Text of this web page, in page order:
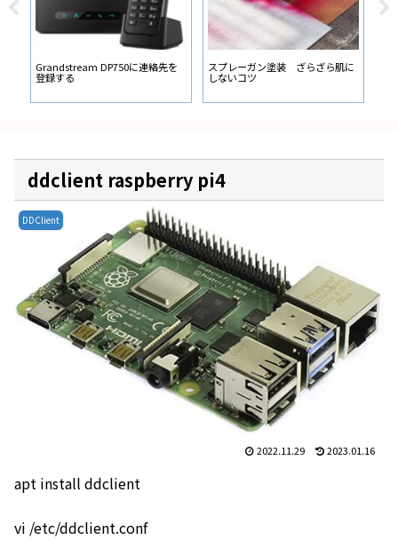
Grandstream DP750に連絡先を
登録する
スプレーガン塗装 ざらざら肌に
しないコツ
ム
ddclient raspberry pi4
DDClient
2022.11.29 2023.01.16
apt install ddclient
vi /etc/ddclient.conf